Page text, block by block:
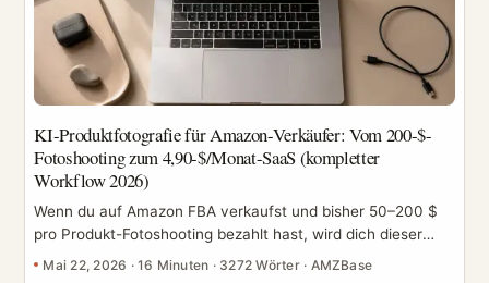
KI-Produktfotografie für Amazon-Verkäufer: Vom 200-$-
Fotoshooting zum 4,90-$/Monat-SaaS (kompletter
Workflow 2026)
Wenn du auf Amazon FBA verkaufst und bisher 50–200 $
pro Produkt-Fotoshooting bezahlt hast, wird dich dieser
Leitfaden vermutlich ärgern. Denn in den letzten Monaten
Mai 22, 2026 ·16 Minuten · 3272 Wörter· AMZBase